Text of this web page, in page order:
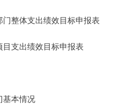
整体支出绩效目标申报表
支出绩效目标申报表
本情况